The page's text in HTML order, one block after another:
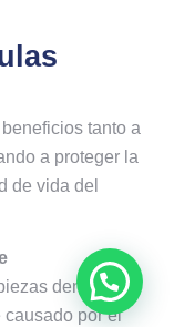
tanto a
a proteger la
de vida del
dentales,
causado por el